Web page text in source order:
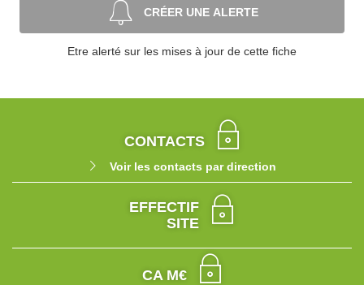
CRÉER UNE ALERTE
Etre alerté sur les mises à jour de cette fiche
CONTACTS
Voir les contacts par direction
EFFECTIF
SITE
CA M€